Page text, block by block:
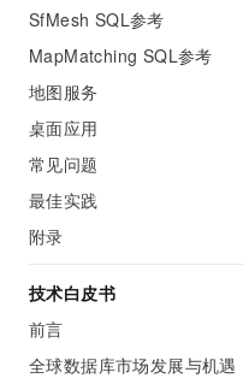
SfMesh SQL参考
MapMatching SQL参考
地图服务
桌面应用
常见问题
最佳实践
附录
技术白皮书
前言
全球数据库市场发展与机遇